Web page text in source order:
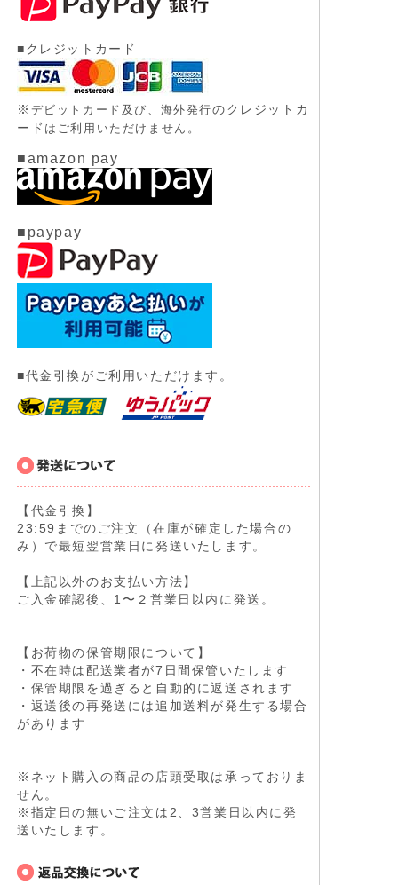
■クレジットカード
※ デビットカード及び、 海外発行のクレジットカ
ード はご利用いただけません。
■amazon pay
■paypay
■代金引換がご利用いただけます。
【代金引換】
23:59までのご注文（在庫が確定した場合の
み）で最短翌営業日に発送いたします。
【上記以外のお支払い方法】
ご入金確認後、1〜２営業日以内に発送。
【お荷物の保管期限について】
・不在時は配送業者が7日間保管いたします
・保管期限を過ぎると自動的に返送されます
・返送後の再発送には追加送料が発生する場合
があります
※ネット購入の商品の店頭受取は承っておりま
せん。
※指定日の無いご注文は2、3営業日以内に発
送いたします。